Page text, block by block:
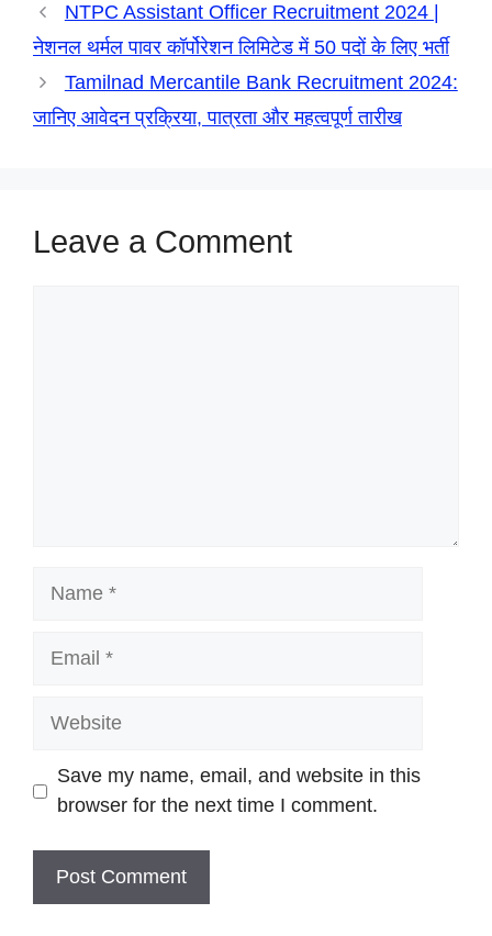
r
NTPC Assistant Officer Recruitment 2024 |
नेशनल थर्मल पावर कॉर्पोरेशन लिमिटेड में 50 पदों के लिए भर्ती
Tamilnad Mercantile Bank Recruitment 2024:
जानिए आवेदन प्रक्रिया, पात्रता और महत्वपूर्ण तारीख
Leave a Comment
Website
Save my name, email, and website in this
browser for the next time I comment.